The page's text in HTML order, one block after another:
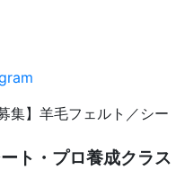
募集】羊毛フェルト／シー
ト・プロ養成クラス